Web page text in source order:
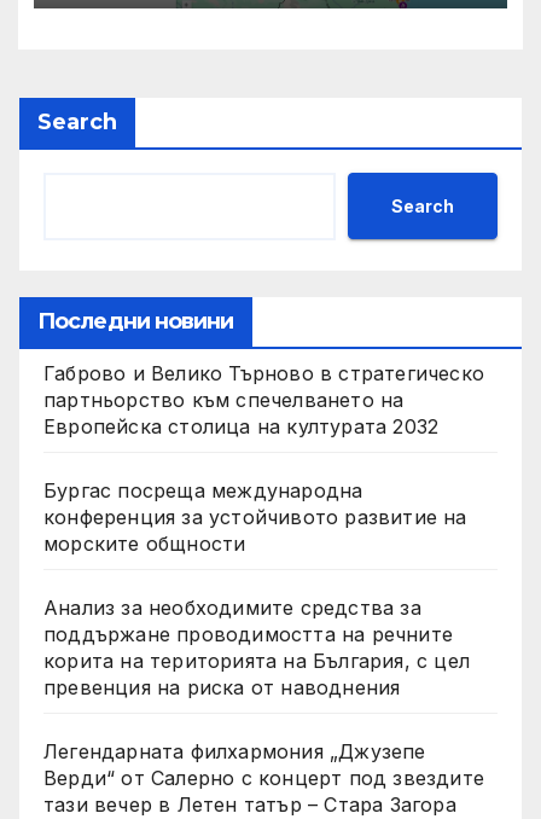
Search
Search
Последни новини
Габрово и Велико Търново в стратегическо
партньорство към спечелването на
Европейска столица на културата 2032
Бургас посреща международна
конференция за устойчивото развитие на
морските общности
Анализ за необходимите средства за
поддържане проводимостта на речните
корита на територията на България, с цел
превенция на риска от наводнения
Легендарната филхармония „Джузепе
Верди“ от Салерно с концерт под звездите
тази вечер в Летен татър – Стара Загора